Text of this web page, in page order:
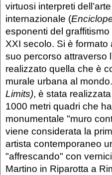
virtuosi interpreti
internazionale (
esponenti del
XXI secolo. Si è formato
suo percorso attraverso
realizzato quella che è
murale urbana al
Limits), è stata
1000 metri quadri che
monumentale "muro
viene considerata la
artista contemporaneo
"affrescando" con
Martino in Riparotta a